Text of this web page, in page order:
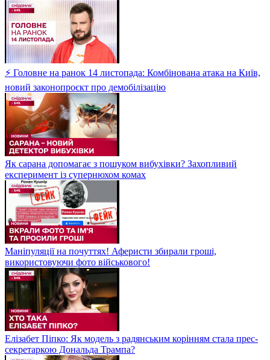
⚡ Головне на ранок 14 листопада: Комбінована атака на Київ,
новий законопроєкт про демобілізацію
Як сарана допомагає з пошуком вибухівки? Захопливий
експеримент із супернюхом комах
Маніпуляції на почуттях! Аферисти збирали гроші,
використовуючи фото військового!
Елізабет Піпко: Як модель з радянським корінням стала прес-
секретаркою Дональда Трампа?